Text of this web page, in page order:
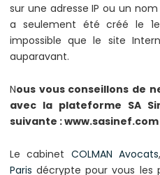
sur une adresse IP ou un
a seulement été créé le
impossible que le site
auparavant.
Nous vous conseillons de
avec la plateforme SA
suivante : www.sasinef.com
Le cabinet COLMAN Avocats
Paris décrypte pour vous les